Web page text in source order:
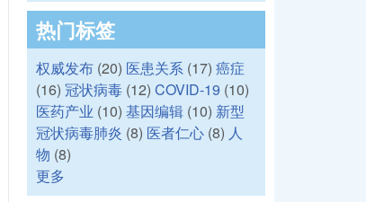
热门标签
权威发布 (20) 医患关系 (17) 癌症
(16) 冠状病毒 (12) COVID-19 (10)
医药产业 (10) 基因编辑 (10) 新型
冠状病毒肺炎 (8) 医者仁心 (8) 人
物 (8)
更多